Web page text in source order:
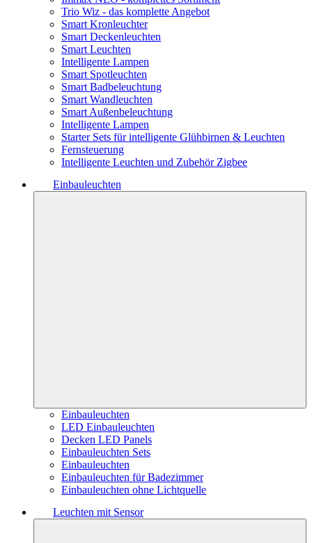
Trio Wiz - das komplette Angebot
Smart Kronleuchter
Smart Deckenleuchten
Smart Leuchten
Intelligente Lampen
Smart Spotleuchten
Smart Badbeleuchtung
Smart Wandleuchten
Smart Außenbeleuchtung
Intelligente Lampen
Starter Sets für intelligente Glühbirnen & Leuchten
Fernsteuerung
Intelligente Leuchten und Zubehör Zigbee
Einbauleuchten
Einbauleuchten
LED Einbauleuchten
Decken LED Panels
Einbauleuchten Sets
Einbauleuchten
Einbauleuchten für Badezimmer
Einbauleuchten ohne Lichtquelle
Leuchten mit Sensor